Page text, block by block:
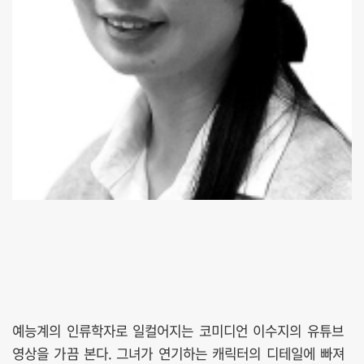
예능계의 인류학자로 일컬어지는 코미디언 이수지의 유튜브
영상을 가끔 본다. 그녀가 연기하는 캐릭터의 디테일에 빠져